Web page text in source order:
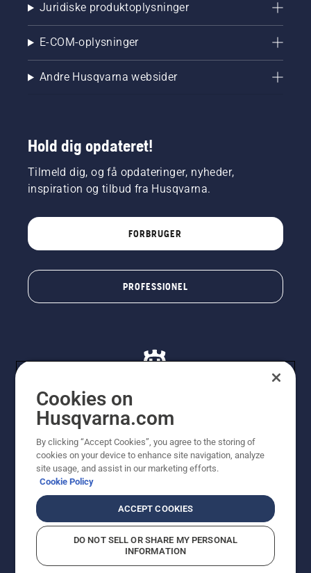
Juridiske produktoplysninger
E-COM-oplysninger
Andre Husqvarna websider
Hold dig opdateret!
Tilmeld dig, og få opdateringer, nyheder,
inspiration og tilbud fra Husqvarna.
FORBRUGER
PROFESSIONEL
viste priser er vejledende udsalgspriser. Der tages
forbehold for stave- og trykfejl samt prisændringer. Vi
stræber efter at have så nøjagtige oplysningerne på
dette websted som muligt. Alle anførte priser er
vejledende udsalgspriser (inkl. moms), medmindre
Bekendtgørelse vedr. beskyttelse af personlige oplysninger
Rapporter formodede overtrædelser
Cookies on
Husqvarna.com
By clicking “Accept Cookies”, you agree to the storing of
cookies on your device to enhance site navigation, analyze
site usage, and assist in our marketing efforts.
Cookie Policy
ACCEPT COOKIES
DO NOT SELL OR SHARE MY PERSONAL
INFORMATION